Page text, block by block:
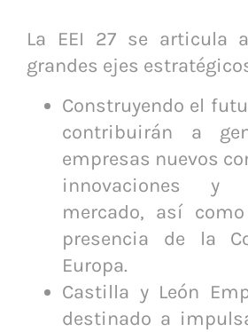
La EEI 27 se articula
grandes ejes
Construyendo el
contribuirán a
empresas nuevos
innovaciones y
mercado, así
presencia de la
Europa.
Castilla y León
destinado a